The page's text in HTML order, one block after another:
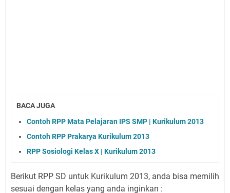
BACA JUGA
Contoh RPP Mata Pelajaran IPS SMP | Kurikulum 2013
Contoh RPP Prakarya Kurikulum 2013
RPP Sosiologi Kelas X | Kurikulum 2013
Berikut RPP SD untuk Kurikulum 2013, anda bisa memilih
sesuai dengan kelas yang anda inginkan :